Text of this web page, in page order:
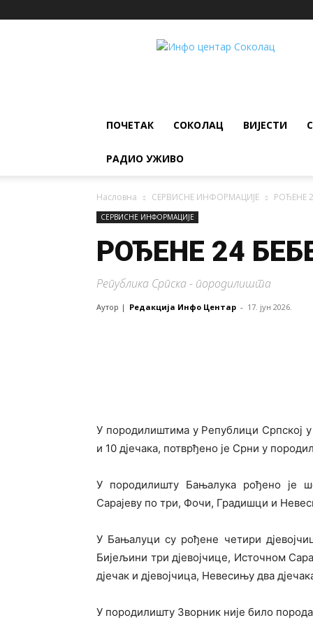
ИНФО
ПОЧЕТАК СОКОЛАЦ ВИЈЕСТИ
РАДИО УЖИВО
Насловна СЕРВИСНЕ ИНФОРМАЦИЈЕ РОЂЕНЕ
СЕРВИСНЕ ИНФОРМАЦИЈЕ
РОЂЕНЕ 24
Република Српска - породилишта
Аутор | Редакција Инфо Центар - 17. јун 2026.
У породилиштима у Републици Српској
и 10 дјечака, потврђено је Срни у
У породилишту Бањалука рођено је
Сарајеву по три, Фочи, Градишци и
У Бањалуци су рођене четири
Бијељини три дјевојчице, Источном
дјечак и дјевојчица, Невесињу два
У породилишту Зворник није било